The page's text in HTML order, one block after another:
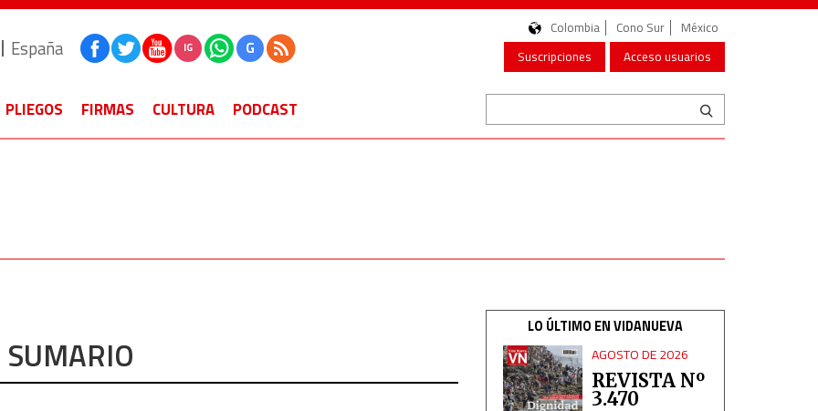
España IG G
Colombia Cono Sur
México
Suscripciones
Acceso usuarios
PLIEGOS FIRMAS CULTURA PODCAST
SUMARIO
LO ÚLTIMO EN VIDANUEVA
AGOSTO DE 2026
REVISTA Nº
3.470